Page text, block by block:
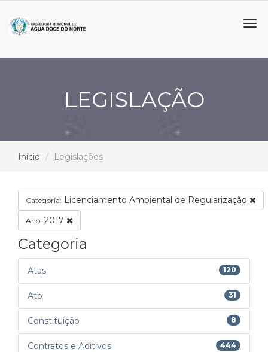
LEGISLAÇÃO
Início Legislações
Categoria: Licenciamento Ambiental de Regularização
Ano: 2017
Categoria
Atas 120
Ato 31
Constituição 8
Contratos e Aditivos 444